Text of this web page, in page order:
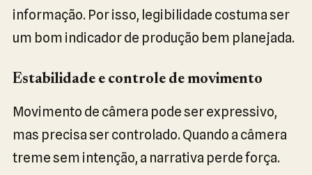
informação. Por isso, legibilidade costuma ser
um bom indicador de produção bem planejada.
Estabilidade e controle de movimento
Movimento de câmera pode ser expressivo,
mas precisa ser controlado. Quando a câmera
treme sem intenção, a narrativa perde força.